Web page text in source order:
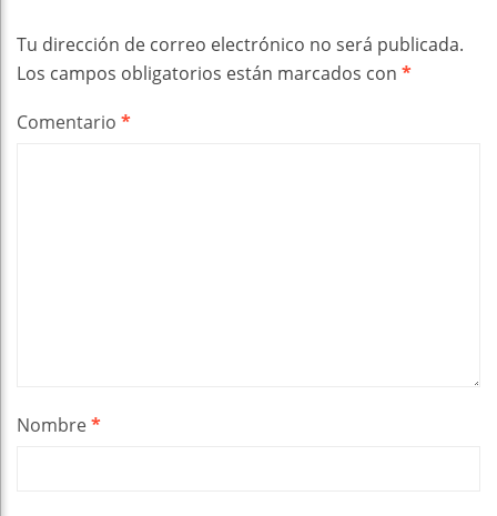
Tu dirección de correo electrónico no será publicada.
Los campos obligatorios están marcados con *
Comentario *
Nombre*